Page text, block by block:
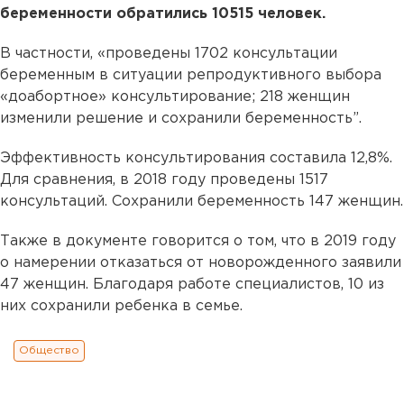
беременности обратились 10515 человек.
В частности, «проведены 1702 консультации
беременным в ситуации репродуктивного выбора
«доабортное» консультирование; 218 женщин
изменили решение и сохранили беременность”.
Эффективность консультирования составила 12,8%.
Для сравнения, в 2018 году проведены 1517
консультаций. Сохранили беременность 147 женщин.
Также в документе говорится о том, что в 2019 году
о намерении отказаться от новорожденного заявили
47 женщин. Благодаря работе специалистов, 10 из
них сохранили ребенка в семье.
Общество